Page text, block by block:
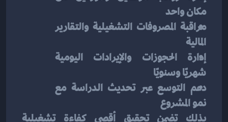
مكان واحد
مراقبة المصروفات التشغيلية والتقارير
المالية
إدارة الحجوزات والإيرادات اليومية
شهريًا وسنويًا
دعم التوسع عبر تحديث الدراسة مع
نمو المشروع